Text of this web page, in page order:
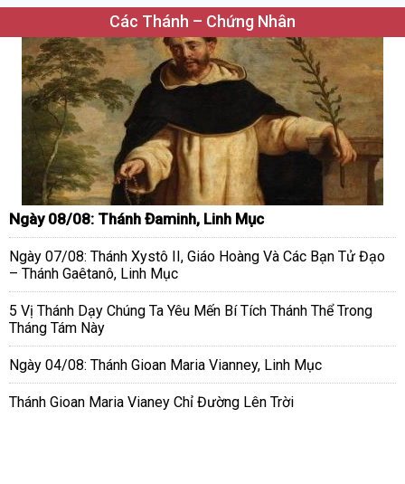
Các Thánh – Chứng Nhân
Ngày 08/08: Thánh Đaminh, Linh Mục
Ngày 07/08: Thánh Xystô II, Giáo Hoàng Và Các Bạn Tử Đạo
– Thánh Gaêtanô, Linh Mục
5 Vị Thánh Dạy Chúng Ta Yêu Mến Bí Tích Thánh Thể Trong
Tháng Tám Này
Ngày 04/08: Thánh Gioan Maria Vianney, Linh Mục
Thánh Gioan Maria Vianey Chỉ Đường Lên Trời